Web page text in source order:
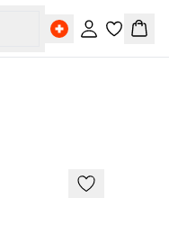
Einloggen